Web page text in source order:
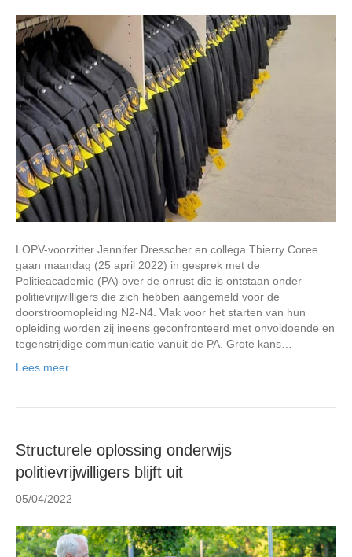
LOPV-voorzitter Jennifer Dresscher en collega Thierry Coree
gaan maandag (25 april 2022) in gesprek met de
Politieacademie (PA) over de onrust die is ontstaan onder
politievrijwilligers die zich hebben aangemeld voor de
doorstroomopleiding N2-N4. Vlak voor het starten van hun
opleiding worden zij ineens geconfronteerd met onvoldoende en
tegenstrijdige communicatie vanuit de PA. Grote kans…
Lees meer
Structurele oplossing onderwijs
politievrijwilligers blijft uit
05/04/2022